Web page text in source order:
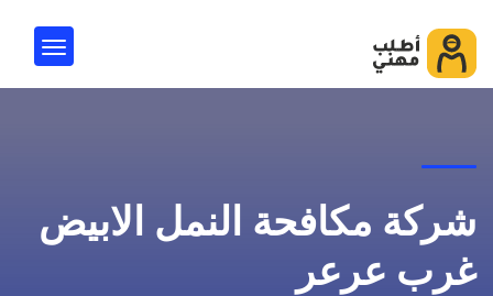
شركة مكافحة النمل الابيض
غرب عرعر